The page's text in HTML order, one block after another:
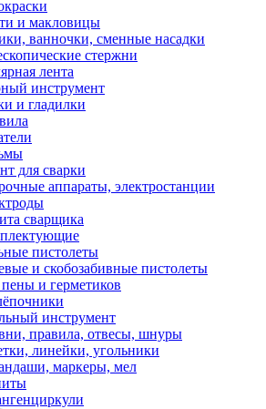
и макловицы
ванночки, сменные насадки
стержни
лента
инструмент
и гладилки
для сварки
аппараты, электростанции
сварщика
пистолеты
и скобозабивные пистолеты
и герметиков
инструмент
правила, отвесы, шнуры
линейки, угольники
маркеры, мел